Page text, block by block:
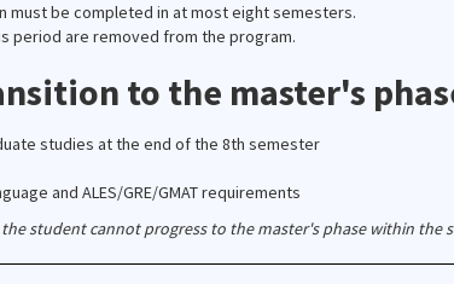
must be completed in at most eight semesters.
period are removed from the program.
to the master's
studies at the end of the 8th semester
and ALES/GRE/GMAT requirements
student cannot progress to the master's phase within the